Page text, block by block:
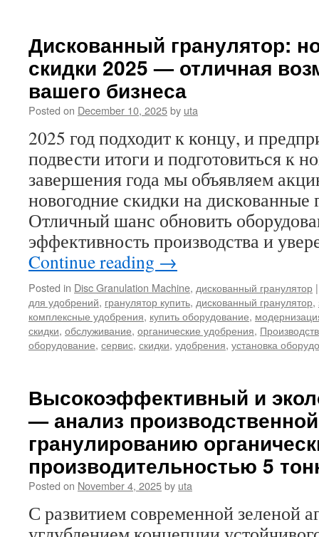
оборудования
для
грануляции
оптимальную
технологию
производства
комплексных
удобрений
Дискованный гранулятор:
скидки 2025 — отличная
вашего бизнеса
Posted on December 10, 2025by uta
2025 год подходит к концу, и
подвести итоги и подготовиться к
завершения года мы объявляем
новогодние скидки на дискованные
Отличный шанс обновить
эффективность производства и
Continue reading →
Posted in Disc Granulation Machine, дискованный гранулятор |
для удобрений, гранулятор купить, дискованный гранулятор,
комплексные удобрения, купить оборудование,
скидки, обслуживание, органические удобрения,
оборудование, сервис, скидки, удобрения, установка
Высокоэффективный и
— анализ
гранулированию
производительностью 5
Posted on November 4, 2025by uta
С развитием современной зеленой